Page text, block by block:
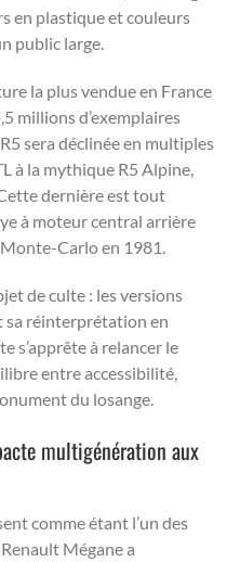
en plastique et couleurs
public large.
la plus vendue en France
millions d’exemplaires
sera déclinée en multiples
à la mythique R5 Alpine,
dernière est tout
à moteur central arrière
Carlo en 1981.
de culte : les versions
sa réinterprétation en
s’apprête à relancer le
entre accessibilité,
du losange.
multigénération aux
comme étant l’un des
Mégane a